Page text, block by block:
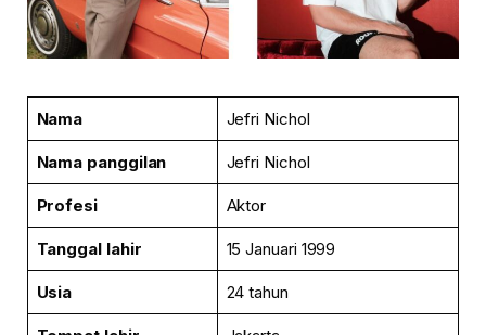
Nama Jefri Nichol
Nama panggilan Jefri Nichol
Profesi Aktor
Tanggal lahir 15 Januari 1999
Usia 24 tahun